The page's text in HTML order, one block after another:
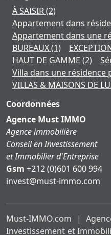
À SAISIR(2)
Appartement dans
Appartement dans une
BUREAUX(1)
HAUT DE GAMME (2)
Villa dans une résidence
VILLAS & MAISONS DE
Coordonnées
Agence Must IMMO
Agence immobilière
Conseil en Investissement
et Immobilier d'Entreprise
Gsm +212 (0)601 600 994
moc.ommi-tsum@tsevni
Must-IMMO.com |
Investissement et